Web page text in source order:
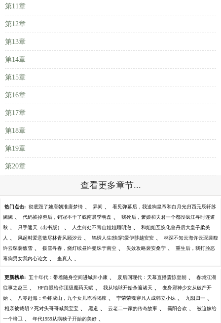
第11章
第12章
第13章
第14章
第15章
第16章
第17章
第18章
第19章
第20章
查看更多章节...
热门点击: 彻底毁了她唐朝淮唐梦绮 、 异间 、 看见弹幕后，我送狗皇帝和白月光归西元辰轩苏
婉婉 、 代码被掉包后，销冠不干了魏南晨季明磊 、 我死后，爹娘和夫君一个都没疯江寻时连道
秋 、 只手遮天（出书版） 、 人生何处不青山姐姐顾明澈 、 和姐姐互换化兽丹后大皇子柔美
人 、 风起时爱意散尽林青风顾汐云 、 锦绣人生[快穿]爱伊莎越安安 、 林深不知云海许云琛裴馥
许云琛裴馥雪 、 拨雪寻春，烧灯续昼许曼珠于南尘 、 失效攻略裴安桑宁 、 重生后，我打脸恶
毒狗男女我内心论文 、 蛊真人 、
更新榜单: 五十年代：带着随身空间进城奔小康 、 废后回现代：天幕直播震惊皇朝 、 春城江湖
往事之赵三 、 HP白眼给你顶级魔药天赋 、 我从地球开始杀遍诸天 、 变身邪神少女从破产开
始 、 八零赶海：鱼虾成山，九个女儿吃香喝辣 、 宁荣荣魂穿凡人成韩立小妹 、 九阳归一 、
相亲被截胡？死对头哥哥喊我宝宝 、 黑道 、 云老二一家的传奇故事 、 霸阳合欢 、 被迫嫁给
一个暗卫 、 年代1959从病秧子开始的美好 、